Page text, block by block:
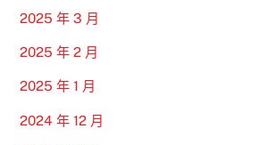
2025 年 3 月
2025 年 2 月
2025 年 1 月
2024 年 12 月